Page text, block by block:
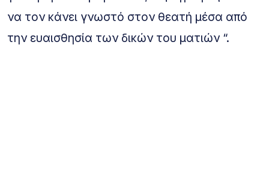
να τον κάνει γνωστό στον θεατή μέσα από
την ευαισθησία των δικών του ματιών “.